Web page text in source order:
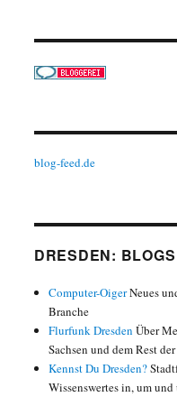
blog-feed.de
DRESDEN:
Computer-OigerNeues
Branche
Flurfunk Dresden Über
Sachsen und dem Rest
Kennst Du Dresden?
Wissenswertes in, um und